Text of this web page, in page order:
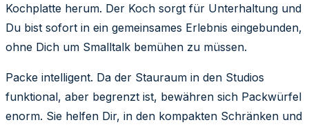
Kochplatte herum. Der Koch sorgt für Unterhaltung und
Du bist sofort in ein gemeinsames Erlebnis eingebunden,
ohne Dich um Smalltalk bemühen zu müssen.
Packe intelligent. Da der Stauraum in den Studios
funktional, aber begrenzt ist, bewähren sich Packwürfel
enorm. Sie helfen Dir, in den kompakten Schränken und